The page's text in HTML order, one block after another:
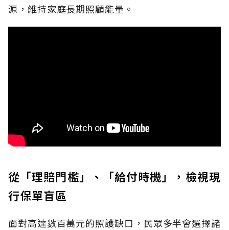
源，維持家庭長期照顧能量。
從「理賠門檻」、「給付時機」，檢視現
行保單盲區
面對高達數百萬元的照護缺口，民眾多半會選擇諸